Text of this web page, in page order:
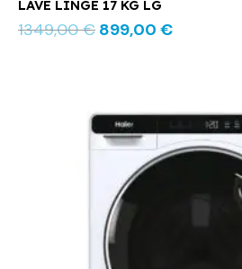
LAVE LINGE 17 KG LG
1349,00€ 899,00 €
prix
initial
était :
699,00 €.
prix
actuel
est :
539,00 €.